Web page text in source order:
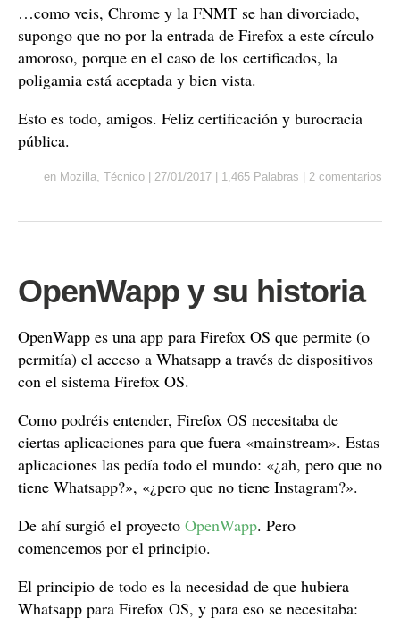
…como veis, Chrome y la FNMT se han divorciado,
supongo que no por la entrada de Firefox a este círculo
amoroso, porque en el caso de los certificados, la
poligamia está aceptada y bien vista.
Esto es todo, amigos. Feliz certificación y burocracia
pública.
en Mozilla Técnico 27/01/2017 1,465 Palabras 2 comentarios
OpenWapp y su historia
OpenWapp es una app para Firefox OS que permite (o
permitía) el acceso a Whatsapp a través de dispositivos
con el sistema Firefox OS.
Como podréis entender, Firefox OS necesitaba de
ciertas aplicaciones para que fuera «mainstream». Estas
aplicaciones las pedía todo el mundo: «¿ah, pero que no
tiene Whatsapp?», «¿pero que no tiene Instagram?».
De ahí surgió el proyecto OpenWapp. Pero
comencemos por el principio.
El principio de todo es la necesidad de que hubiera
Whatsapp para Firefox OS, y para eso se necesitaba: